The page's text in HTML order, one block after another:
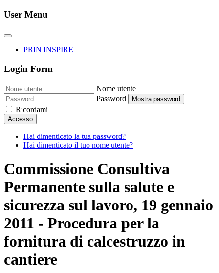
User Menu
PRIN INSPIRE
Login Form
Nome utente
Password
Mostra password
Ricordami
Accesso
Hai dimenticato la tua password?
Hai dimenticato il tuo nome utente?
Commissione Consultiva
Permanente sulla salute e
sicurezza sul lavoro, 19 gennaio
2011 - Procedura per la
fornitura di calcestruzzo in
cantiere